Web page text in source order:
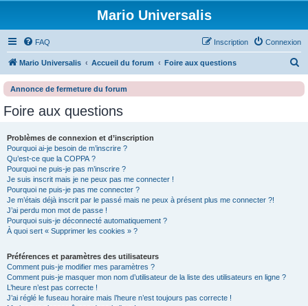
Mario Universalis
FAQ Connexion
Inscription
Mario Universalis Accueil du forum Foire aux questions
c
Annonce de fermeture du forum
Foire aux questions
Problèmes de connexion et d’inscription
Pourquoi ai-je besoin de m’inscrire ?
Qu’est-ce que la COPPA ?
Pourquoi ne puis-je pas m’inscrire ?
Je suis inscrit mais je ne peux pas me connecter !
Pourquoi ne puis-je pas me connecter ?
Je m’étais déjà inscrit par le passé mais ne peux à présent plus me connecter ?!
J’ai perdu mon mot de passe !
Pourquoi suis-je déconnecté automatiquement ?
À quoi sert « Supprimer les cookies » ?
Préférences et paramètres des utilisateurs
Comment puis-je modifier mes paramètres ?
Comment puis-je masquer mon nom d’utilisateur de la liste des utilisateurs en ligne ?
L’heure n’est pas correcte !
J’ai réglé le fuseau horaire mais l’heure n’est toujours pas correcte !